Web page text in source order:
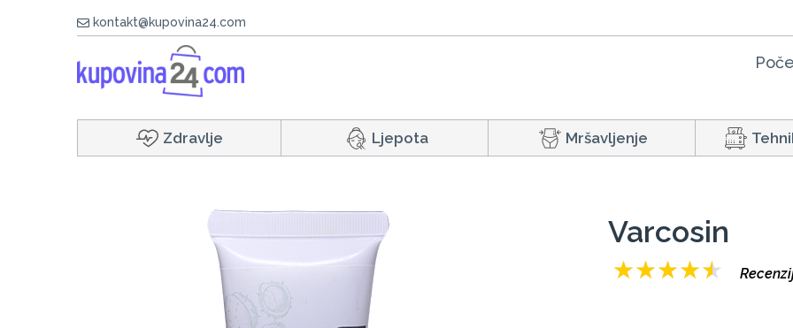
kontakt@kupovina24.com
Zdravlje Ljepota Mršavljenje
Varcosin
★★★★★